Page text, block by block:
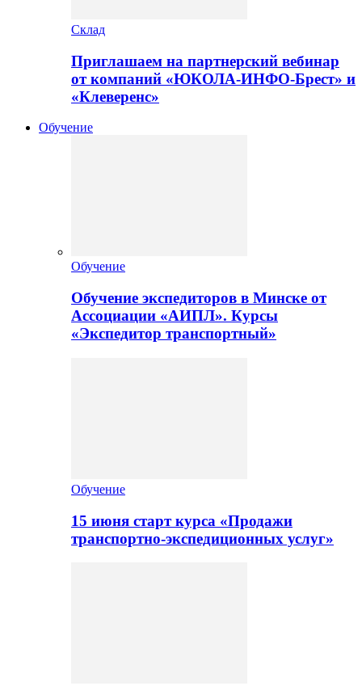
Склад
Приглашаем на партнерский вебинар
от компаний «ЮКОЛА-ИНФО-Брест» и
«Клеверенс»
Обучение
Обучение
Обучение экспедиторов в Минске от
Ассоциации «АИПЛ». Курсы
«Экспедитор транспортный»
Обучение
15 июня старт курса «Продажи
транспортно-экспедиционных услуг»